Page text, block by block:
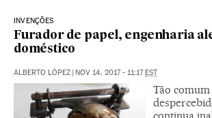
INVENÇÕES
Furador de papel, engenharia
doméstico
ALBERTO LÓPEZ | NOV 14, 2017 - 11:17EST
Tão comum